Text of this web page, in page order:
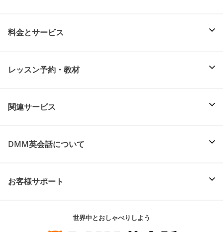
料金とサービス
レッスン予約・教材
関連サービス
DMM英会話について
お客様サポート
世界中とおしゃべりしよう